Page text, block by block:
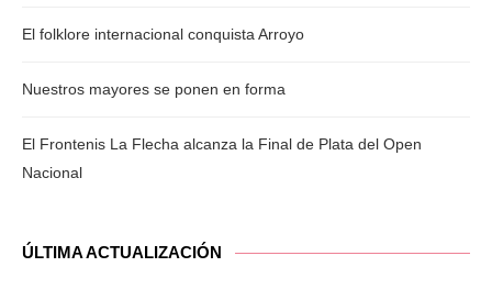
El folklore internacional conquista Arroyo
Nuestros mayores se ponen en forma
El Frontenis La Flecha alcanza la Final de Plata del Open
Nacional
ÚLTIMA ACTUALIZACIÓN